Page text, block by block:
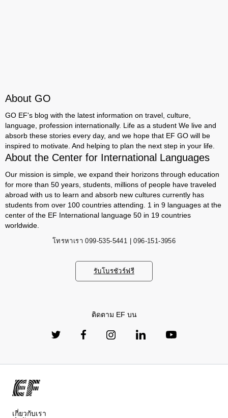
About GO
GO EF's blog with the latest information on travel, culture,
language, profession internationally. Life as a student We live and
absorb these stories every day, and we hope that EF GO will be
inspired to motivate. And helping to plan the next step in your life.
About the Center for International Languages
Our mission is simple, we expand their horizons through education
for more than 50 years, students, millions of people have traveled
abroad with us to learn and absorb new cultures currently has
students from over 100 countries attending. 1 in 9 languages ​​at the
center of the EF International language 50 in 19 countries
worldwide.
โทรหาเรา 099-535-5441 | 096-151-3956
รับโบรชัวร์ฟรี
ติดตาม EF บน
เกี่ยวกับเรา